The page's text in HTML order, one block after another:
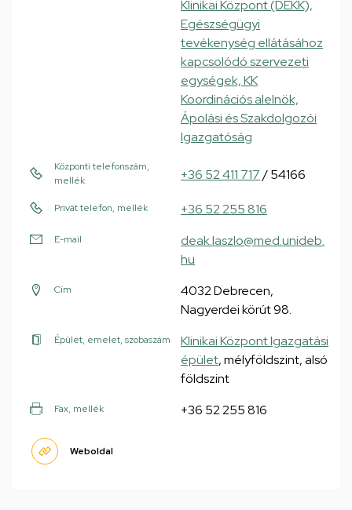
Klinikai Központ (DEKK),
Egészségügyi
tevékenység ellátásához
kapcsolódó szervezeti
egységek, KK
Koordinációs alelnök,
Ápolási és Szakdolgozói
Igazgatóság
Központi telefonszám,
mellék
+36 52 411 717/ 54166
Privát telefon, mellék +36 52 255 816
E-mail
deak.laszlo@med.unideb.
hu
Cím
4032 Debrecen,
Nagyerdei körút 98.
Épület, emelet, szobaszám
Klinikai Központ Igazgatási
épület, mélyföldszint, alsó
földszint
Fax, mellék +36 52 255 816
Weboldal